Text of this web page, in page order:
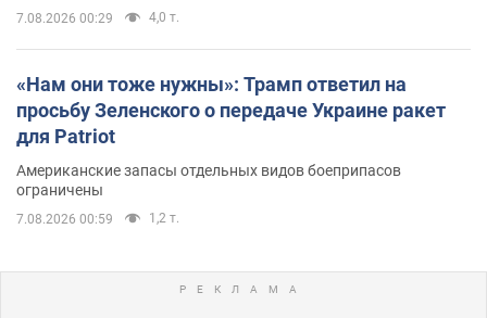
7.08.2026 00:29 4,0 т.
«Нам они тоже нужны»: Трамп ответил на
просьбу Зеленского о передаче Украине ракет
для Patriot
Американские запасы отдельных видов боеприпасов
ограничены
7.08.2026 00:59 1,2 т.